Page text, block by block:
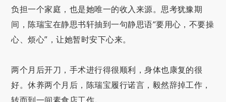
负担一个家庭，也是她唯一的收入来源。思考犹豫期
间，陈瑞宝在静思书轩抽到一句静思语“要用心，不要操
心、烦心”，让她暂时安下心来。
两个月后开刀，手术进行得很顺利，身体也康复的很
好。休养两个月后，陈瑞宝履行诺言，毅然辞掉工作，